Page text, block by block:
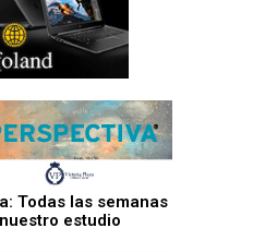
Todas las semanas
estudio